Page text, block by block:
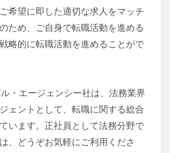
希望に即した適切な求人をマッチ
ため、ご自身で転職活動を進める
略的に転職活動を進めることがで
・エージェンシー社は、法務業界
ェントとして、転職に関する総合
います。正社員として法務分野で
、どうぞお気軽にご利用くださ